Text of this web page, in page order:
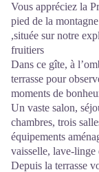
Vous appréciez la
pied de la
,située sur notre
fruitiers
Dans ce gîte, à
terrasse pour
moments de
Un vaste salon,
chambres, trois
équipements
vaisselle, lave-linge
Depuis la terrasse